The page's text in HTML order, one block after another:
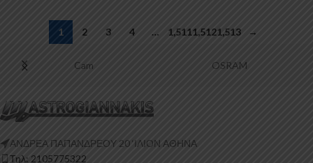
1 2 3 4 … 1,5111,5121,513 →
Cam OSRAM
ΑΝΔΡΕΑ ΠΑΠΑΝΔΡΕΟΥ 20 ‘ΙΛΙΟΝ ΑΘΗΝΑ
Τηλ: 2105775322